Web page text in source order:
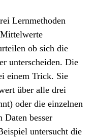
Lernmethoden
ob sich die
unterscheiden. Die
einem Trick. Sie
über alle drei
oder die einzelnen
Daten besser
untersucht die